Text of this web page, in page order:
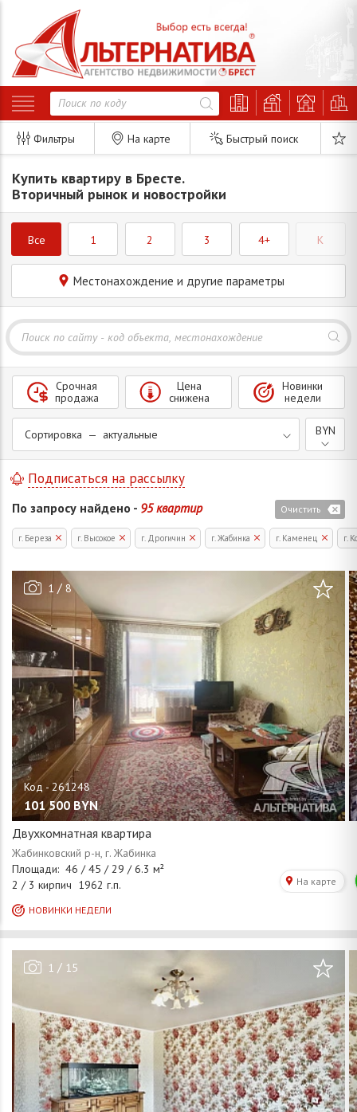
Фильтры На карте Быстрый поиск
Купить квартиру в Бресте.
Вторичный рынок и новостройки
Все 1 2 3 4+ K
Местонахождение и другие параметры
Сортировка — актуальные
Срочная
продажа
Цена
снижена
Новинки
недели
BYN
По запросу найдено - 95 квартир Очистить
Подписаться на рассылку
г. Береза г. Высокое г. Дрогичин г. Жабинка г. Каменец г.
1 / 8
101 500 BYN
Двухкомнатная квартира
1 / 15